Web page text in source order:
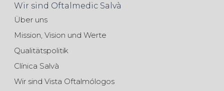
Wir sind Oftalmedic Salvà
Über uns
Mission, Vision und Werte
Qualitätspolitik
Clínica Salvà
Wir sind Vista Oftalmólogos